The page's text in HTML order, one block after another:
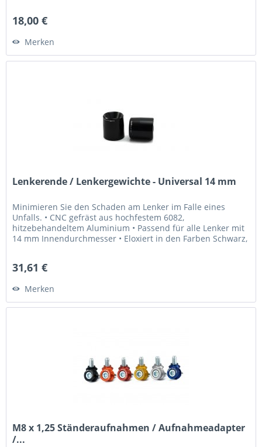
18,00 €
Merken
Lenkerende / Lenkergewichte - Universal 14 mm
Minimieren Sie den Schaden am Lenker im Falle eines
Unfalls. • CNC gefräst aus hochfestem 6082,
hitzebehandeltem Aluminium • Passend für alle Lenker mit
14 mm Innendurchmesser • Eloxiert in den Farben Schwarz,
31,61 €
Merken
M8 x 1,25 Ständeraufnahmen / Aufnahmeadapter
/...